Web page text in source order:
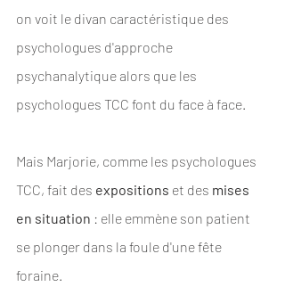
on voit le divan caractéristique des
psychologues d'approche
psychanalytique alors que les
psychologues TCC font du face à face.
Mais Marjorie, comme les psychologues
TCC, fait des expositions et des mises
en situation : elle emmène son patient
se plonger dans la foule d'une fête
foraine.